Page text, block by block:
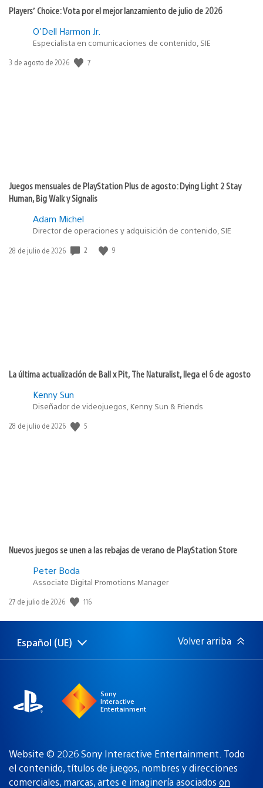
Players’ Choice: Vota por el mejor lanzamiento de julio de 2026
O'Dell Harmon Jr.
Especialista en comunicaciones de contenido, SIE
Fecha
3 de agosto de 2026 7
Juegos mensuales de PlayStation Plus de agosto: Dying Light 2 Stay
Human, Big Walk y Signalis
Adam Michel
Director de operaciones y adquisición de contenido, SIE
Fecha
28 de julio de 2026 2 9
La última actualización de Ball x Pit, The Naturalist, llega el 6 de agosto
Kenny Sun
Diseñador de videojuegos, Kenny Sun & Friends
Fecha
28 de julio de 2026 5
Nuevos juegos se unen a las rebajas de verano de PlayStation Store
Peter Boda
Associate Digital Promotions Manager
Fecha
publicación:
27 de julio de 2026 116
Selecciona
una
Región
actual:
Español (UE) Volver arriba
Sony
Interactive
Entertainment
Website © 2026 Sony Interactive Entertainment. Todo
el contenido, títulos de juegos, nombres y direcciones
comerciales, marcas, artes e imaginería asociados on